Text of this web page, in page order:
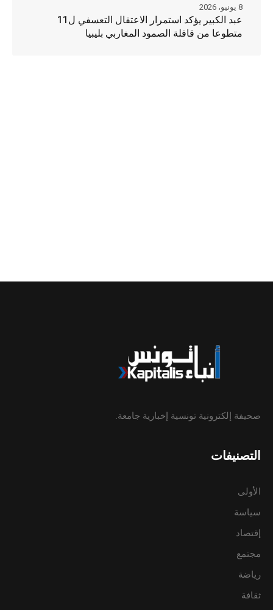
عبد الكبير يؤكد استمرار الاعتقال التعسفي ل11
متطوعا من قافلة الصمود المغاربي بليبيا
8 يونيو، 2026
صحيفة إلكترونية تونسية إخبارية جامعة.
التصنيفات
الأولى
سياسة
إقتصاد
مجتمع
رياضة
ثقافة